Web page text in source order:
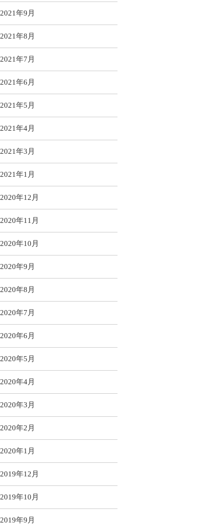
2021年9月
2021年8月
2021年7月
2021年6月
2021年5月
2021年4月
2021年3月
2021年1月
2020年12月
2020年11月
2020年10月
2020年9月
2020年8月
2020年7月
2020年6月
2020年5月
2020年4月
2020年3月
2020年2月
2020年1月
2019年12月
2019年10月
2019年9月